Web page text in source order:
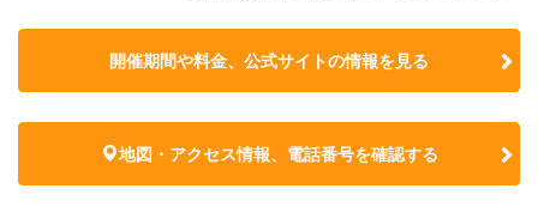
開催期間や料金、公式サイトの情報を見る
地図・アクセス情報、電話番号を確認する